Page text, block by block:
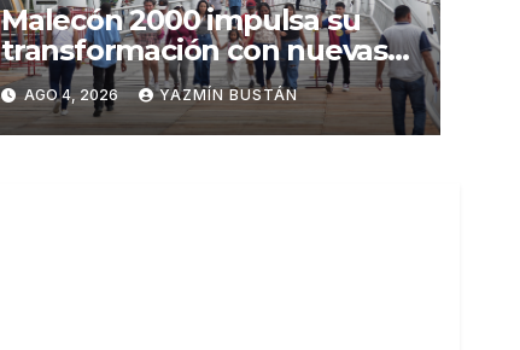
Malecón 2000 impulsa su
transformación con nuevas
inversiones y una oferta
renovada
AGO 4, 2026 YAZMÍN BUSTÁN